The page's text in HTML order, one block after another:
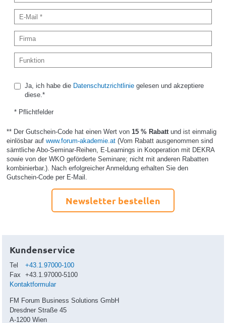
Ja, ich habe die Datenschutzrichtliniegelesen und akzeptiere
diese.*
* Pflichtfelder
** Der Gutschein-Code hat einen Wert von 15 % Rabatt und ist einmalig
einlösbar auf www.forum-akademie.at(Vom Rabatt ausgenommen sind
sämtliche Abo-Seminar-Reihen, E-Learnings in Kooperation mit DEKRA
sowie von der WKO geförderte Seminare; nicht mit anderen Rabatten
kombinierbar.). Nach erfolgreicher Anmeldung erhalten Sie den
Gutschein-Code per E-Mail.
Newsletter bestellen
Kundenservice
Tel
+43.1.97000-100
Fax
+43.1.97000-5100
Kontaktformular
FM Forum Business Solutions GmbH
Dresdner Straße 45
A-1200 Wien